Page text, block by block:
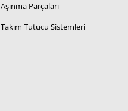
Aşınma Parçaları
Takım Tutucu Sistemleri